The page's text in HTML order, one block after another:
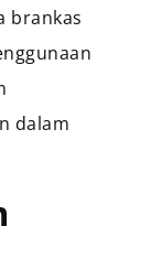
brankas
dalam